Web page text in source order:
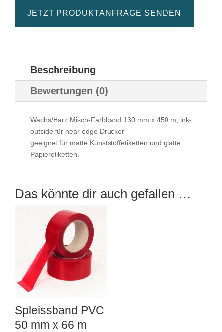
JETZT PRODUKTANFRAGE SENDEN
Beschreibung
Bewertungen (0)
Wachs/Harz Misch-Farbband 130 mm x 450 m, ink-
outside für near edge Drucker
geeignet für matte Kunststoffetiketten und glatte
Papieretiketten.
Das könnte dir auch gefallen …
Spleissband PVC
50 mm x 66 m